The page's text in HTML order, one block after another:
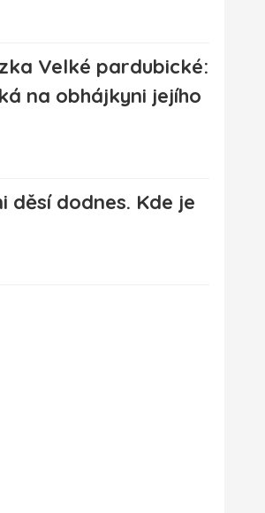
Velké pardubické:
na obhájkyni jejího
děsí dodnes. Kde je